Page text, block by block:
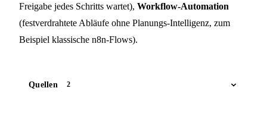
Freigabe jedes Schritts wartet), Workflow-Automation
(festverdrahtete Abläufe ohne Planungs-Intelligenz, zum
Beispiel klassische n8n-Flows).
Quellen 2